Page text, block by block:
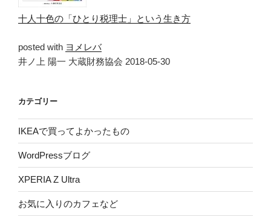
十人十色の「ひとり税理士」という生き方
posted with ヨメレバ
井ノ上 陽一 大蔵財務協会 2018-05-30
カテゴリー
IKEAで買ってよかったもの
WordPressブログ
XPERIA Z Ultra
お気に入りのカフェなど